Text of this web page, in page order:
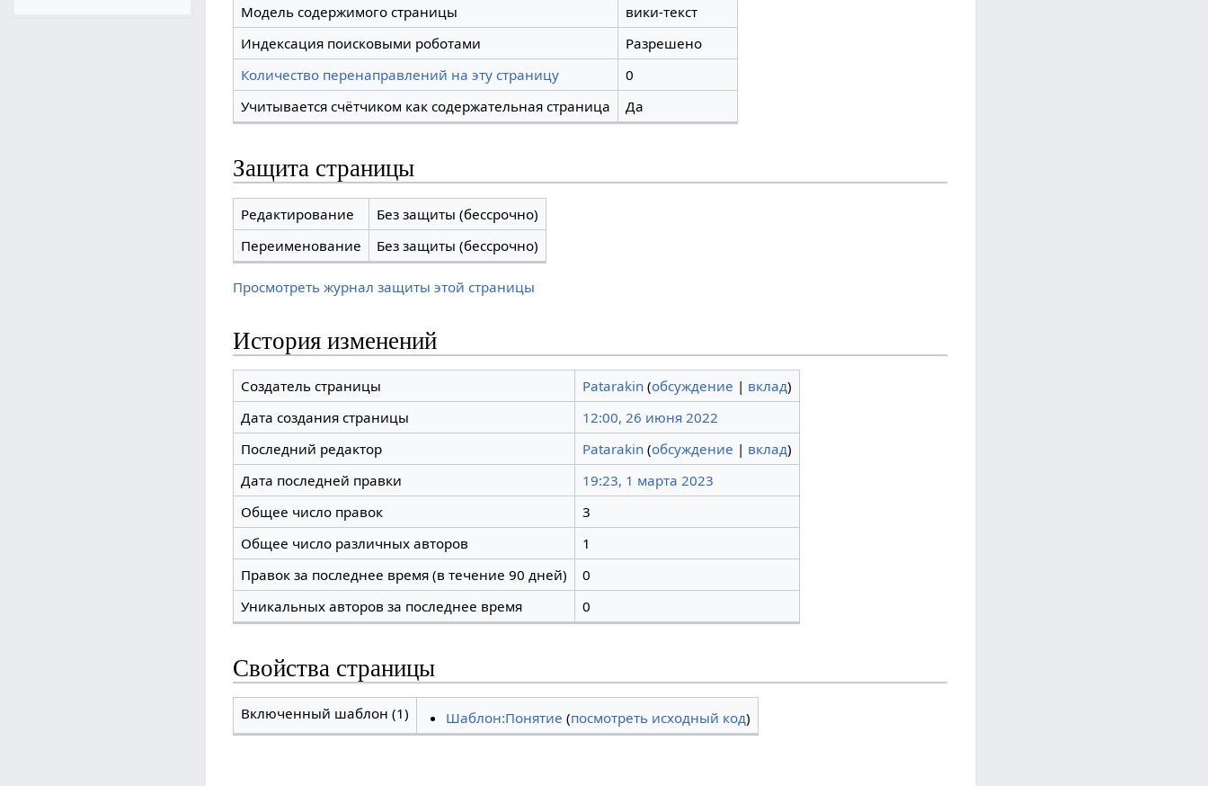
Модель содержимого страницы
вики-текст
Индексация поисковыми роботами
Разрешено
Количество перенаправлений на эту страницу
0
Учитывается счётчиком как содержательная страница
Да
Защита страницы
Редактирование
Без защиты (бессрочно)
Переименование
Без защиты (бессрочно)
Просмотреть журнал защиты этой страницы
История изменений
Создатель страницы Patarakin (обсуждение | вклад)
Дата создания страницы
12:00, 26 июня 2022
Последний редактор
Patarakin (обсуждение | вклад)
Дата последней правки
19:23, 1 марта 2023
Общее число правок
3
Общее число различных авторов
1
Правок за последнее время (в течение 90 дней)
0
Уникальных авторов за последнее время
0
Свойства страницы
Включенный шаблон (1) Шаблон:Понятие (посмотреть исходный код)